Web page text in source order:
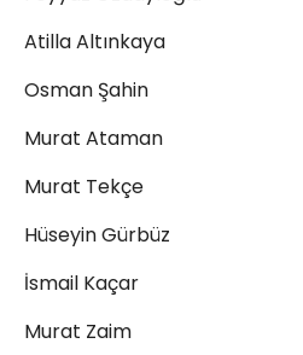
Atilla Altınkaya
Osman Şahin
Murat Ataman
Murat Tekçe
Hüseyin Gürbüz
İsmail Kaçar
Murat Zaim